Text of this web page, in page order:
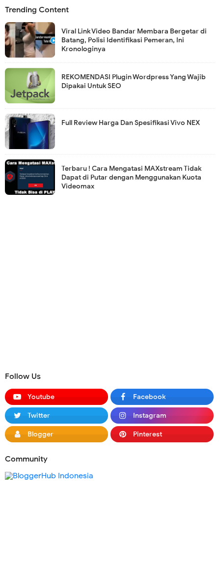
Trending Content
Viral Link Video Bandar Membara Bergetar di
Batang, Polisi Identifikasi Pemeran, Ini
Kronologinya
REKOMENDASI Plugin Wordpress Yang Wajib
Dipakai Untuk SEO
Full Review Harga Dan Spesifikasi Vivo NEX
Terbaru ! Cara Mengatasi MAXstream Tidak
Dapat di Putar dengan Menggunakan Kuota
Videomax
Follow Us
Youtube Facebook
Twitter Instagram
Blogger Pinterest
Community